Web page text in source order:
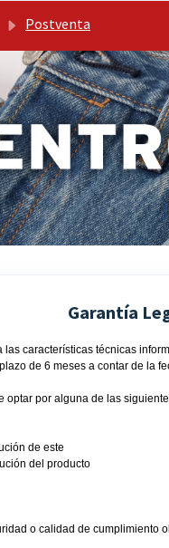
Postventa
Garantía
características técnicas
de 6 meses a contar de la
optar por alguna de las
de este
del producto
o calidad de cumplimiento